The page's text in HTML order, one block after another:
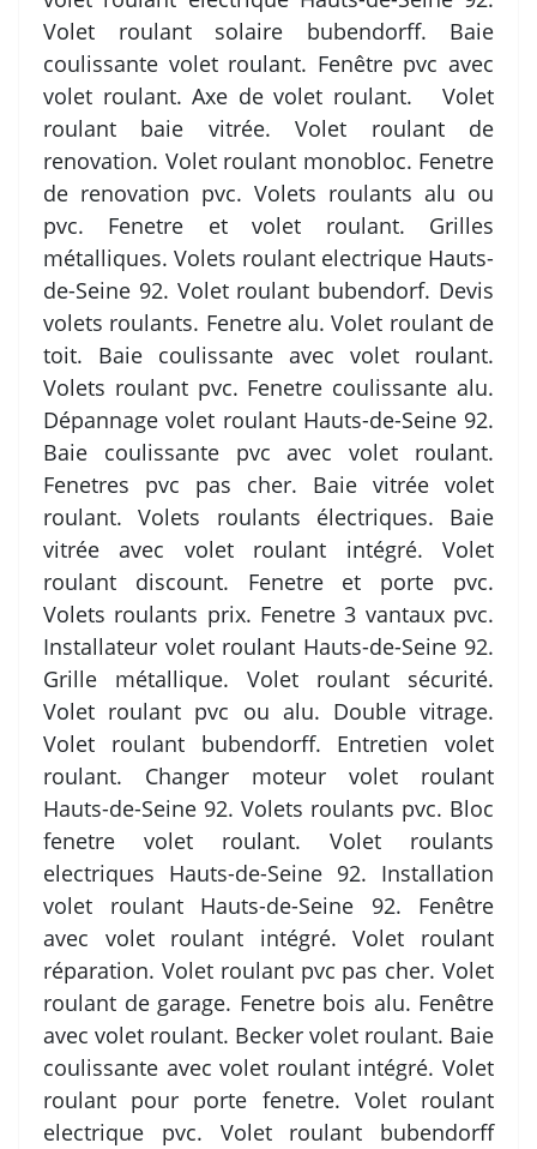
Volet roulant solaire bubendorff. Baie
coulissante volet roulant. Fenêtre pvc avec
volet roulant. Axe de volet roulant. Volet
roulant baie vitrée. Volet roulant de
renovation. Volet roulant monobloc. Fenetre
de renovation pvc. Volets roulants alu ou
pvc. Fenetre et volet roulant. Grilles
métalliques. Volets roulant electrique Hauts-
de-Seine 92. Volet roulant bubendorf. Devis
volets roulants. Fenetre alu. Volet roulant de
toit. Baie coulissante avec volet roulant.
Volets roulant pvc. Fenetre coulissante alu.
Dépannage volet roulant Hauts-de-Seine 92.
Baie coulissante pvc avec volet roulant.
Fenetres pvc pas cher. Baie vitrée volet
roulant. Volets roulants électriques. Baie
vitrée avec volet roulant intégré. Volet
roulant discount. Fenetre et porte pvc.
Volets roulants prix. Fenetre 3 vantaux pvc.
Installateur volet roulant Hauts-de-Seine 92.
Grille métallique. Volet roulant sécurité.
Volet roulant pvc ou alu. Double vitrage.
Volet roulant bubendorff. Entretien volet
roulant. Changer moteur volet roulant
Hauts-de-Seine 92. Volets roulants pvc. Bloc
fenetre volet roulant. Volet roulants
electriques Hauts-de-Seine 92. Installation
volet roulant Hauts-de-Seine 92. Fenêtre
avec volet roulant intégré. Volet roulant
réparation. Volet roulant pvc pas cher. Volet
roulant de garage. Fenetre bois alu. Fenêtre
avec volet roulant. Becker volet roulant. Baie
coulissante avec volet roulant intégré. Volet
roulant pour porte fenetre. Volet roulant
electrique pvc. Volet roulant bubendorff